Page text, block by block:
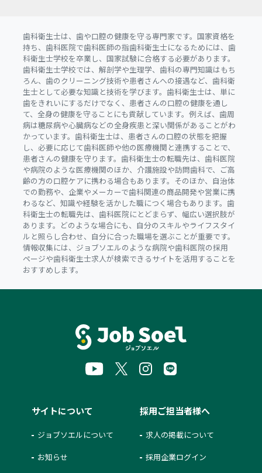
歯科衛生士は、歯や口腔の健康を守る専門家です。国家資格を
持ち、歯科医院で歯科医師の指歯科衛生士になるためには、歯
科衛生士学校を卒業し、国家試験に合格する必要があります。
歯科衛生士学校では、解剖学や生理学、歯科の専門知識はもち
ろん、歯のクリーニング技術や患者さんへの接遇など、歯科衛
生士として必要な知識と技術を学びます。歯科衛生士は、単に
歯をきれいにするだけでなく、患者さんの口腔の健康を通し
て、全身の健康を守ることにも貢献しています。例えば、歯周
病は糖尿病や心臓病などの全身疾患と深い関係があることがわ
かっています。歯科衛生士は、患者さんの口腔の状態を把握
し、必要に応じて歯科医師や他の医療機関と連携することで、
患者さんの健康を守ります。歯科衛生士の転職先は、歯科医院
や病院のような医療機関のほか、介護施設や訪問歯科で、ご高
齢の方の口腔ケアに携わる場合もあります。そのほか、自治体
での勤務や、企業やメーカーで歯科関連の商品開発や営業に携
わるなど、知識や経験を活かした職につく場合もあります。歯
科衛生士の転職先は、歯科医院にとどまらず、幅広い選択肢が
あります。どのような場合にも、自分のスキルやライフスタイ
ルと照らし合わせ、自分に合った職場を選ぶことが重要です。
情報収集には、ジョブソエルのような病院や歯科医院の採用
ページや歯科衛生士求人が検索できるサイトを活用することを
おすすめします。
サイトについて
ジョブソエルについて
お知らせ
採用ご担当者様へ
求人の掲載について
採用企業ログイン